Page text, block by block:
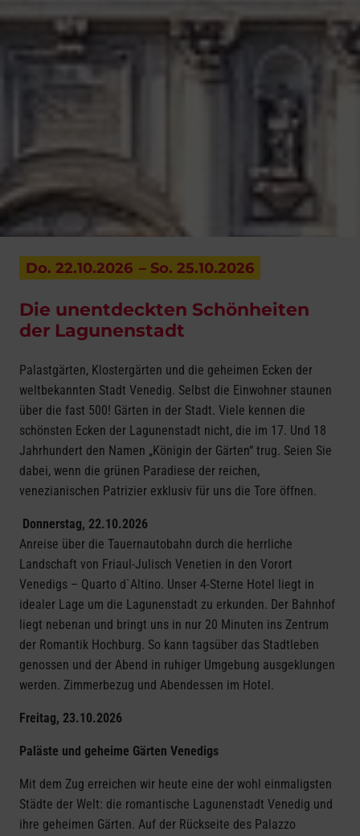
Do. 22.10.2026 – So. 25.10.2026
Die unentdeckten Schönheiten
der Lagunenstadt
Palastgärten, Klostergärten und die geheimen Ecken der
weltbekannten Stadt Venedig. Selbst die Einwohner staunen
über die fast 500! Gärten in der Stadt. Viele kennen die
schönsten Ecken der Lagunenstadt nicht, die im 17. Und 18
Jahrhundert den Namen „Königin der Gärten“ trug. Seien Sie
dabei, wenn die grünen Paradiese der reichen,
venezianischen Patrizier exklusiv für uns die Tore öffnen.
Donnerstag, 22.10.2026
Anreise über die Tauernautobahn durch die herrliche
Landschaft von Friaul-Julisch Venetien in den Vorort
Venedigs – Quarto d`Altino. Unser 4-Sterne Hotel liegt in
idealer Lage um die Lagunenstadt zu erkunden. Der Bahnhof
liegt nebenan und bringt uns in nur 20 Minuten ins Zentrum
der Romantik Hochburg. So kann tagsüber das Stadtleben
genossen und der Abend in ruhiger Umgebung ausgeklungen
werden. Zimmerbezug und Abendessen im Hotel.
Freitag, 23.10.2026
Paläste und geheime Gärten Venedigs
Mit dem Zug erreichen wir heute eine der wohl einmaligsten
Städte der Welt: die romantische Lagunenstadt Venedig und
ihre geheimen Gärten. Auf der Rückseite des Palazzo